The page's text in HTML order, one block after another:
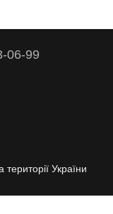
06-99
України